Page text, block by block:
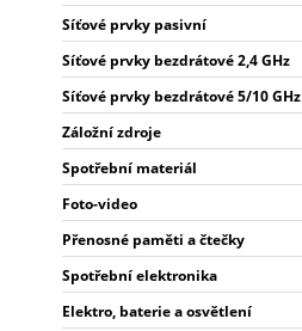
Síťové prvky pasivní
Síťové prvky bezdrátové 2,4 GHz
Síťové prvky bezdrátové 5/10 GHz
Záložní zdroje
Spotřební materiál
Foto-video
Přenosné paměti a čtečky
Spotřební elektronika
Elektro, baterie a osvětlení